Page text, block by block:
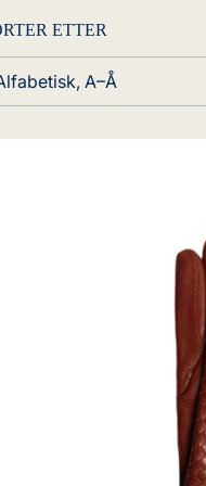
ETTER